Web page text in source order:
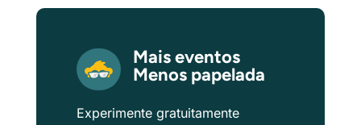
Mais eventos
Menos papelada
Experimente gratuitamente